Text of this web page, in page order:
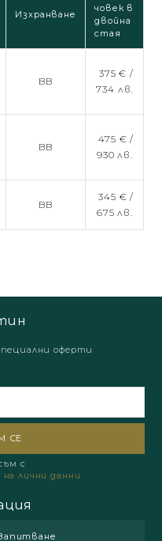
Изхранване
човек в
двойна
стая
BB
375 € /
734 лв.
BB
475 € /
930 лв.
BB
345 € /
675 лв.
оферти
с
лични данни